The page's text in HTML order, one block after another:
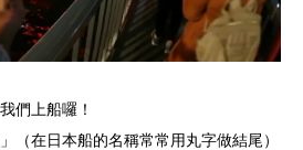
們上船囉！
（在日本船的名稱常常用丸字做結尾）